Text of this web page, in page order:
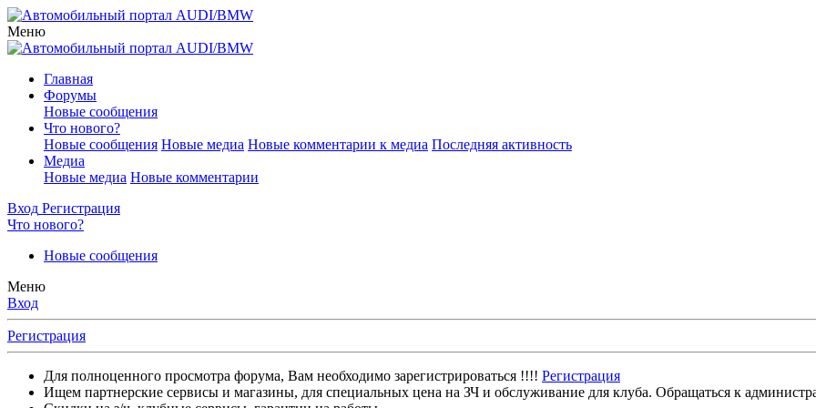
Меню
Главная
Форумы
Новые сообщения
Что нового?
Новые сообщения Новые медиа Новые комментарии к медиа Последняя активность
Медиа
Новые медиа Новые комментарии
Вход Регистрация
Что нового?
Новые сообщения
Меню
Вход
Регистрация
Для полноценного просмотра форума, Вам необходимо зарегистрироваться !!!! Регистрация
Ищем партнерские сервисы и магазины, для специальных цена на ЗЧ и обслуживание для клуба. Обращаться к